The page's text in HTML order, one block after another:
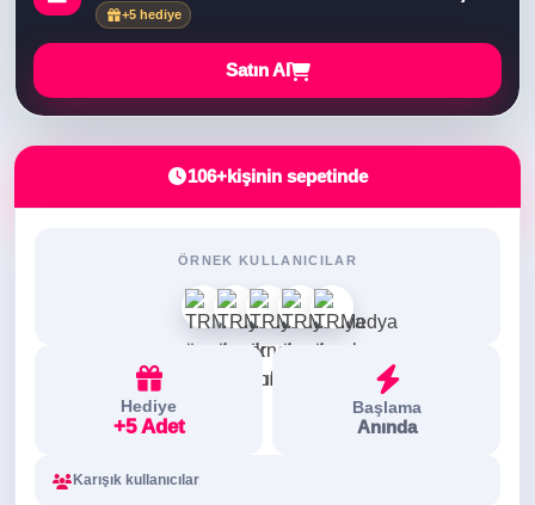
+5 hediye
Satın Al
106+kişinin sepetinde
ÖRNEK KULLANICILAR
Hediye
+5 Adet
Başlama
Anında
Karışık kullanıcılar